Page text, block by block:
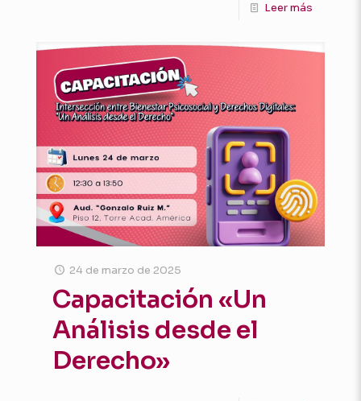
Leer más
24 de marzo de 2025
Capacitación «Un
Análisis desde el
Derecho»